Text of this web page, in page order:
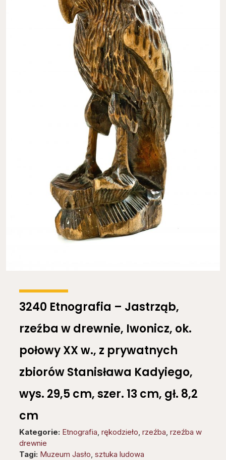
3240 Etnografia – Jastrząb,
rzeźba w drewnie, Iwonicz, ok.
połowy XX w., z prywatnych
zbiorów Stanisława Kadyiego,
wys. 29,5 cm, szer. 13 cm, gł. 8,2
cm
Kategorie: Etnografia, rękodzieło, rzeźba, rzeźba w
drewnie
Tagi: Muzeum Jasło, sztuka ludowa